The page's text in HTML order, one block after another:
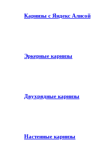
Карнизы с Яндекс Алисой
Эркерные карнизы
Двухрядные карнизы
Настенные карнизы